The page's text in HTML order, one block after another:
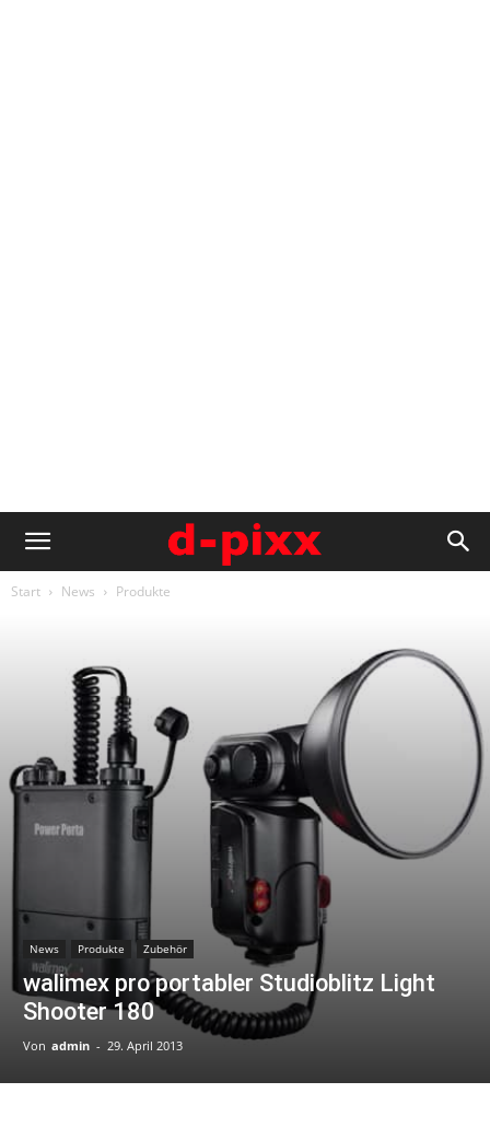
Start News Produkte
News Produkte Zubehör
walimex pro portabler Studioblitz Light
Shooter 180
Von admin - 29. April 2013